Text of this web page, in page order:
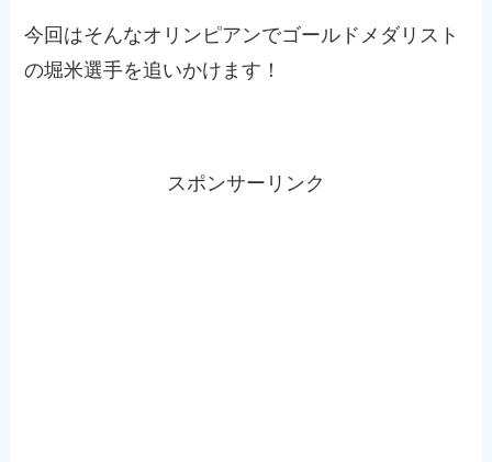
今回はそんなオリンピアンでゴールドメダリスト
の堀米選手を追いかけます！
スポンサーリンク